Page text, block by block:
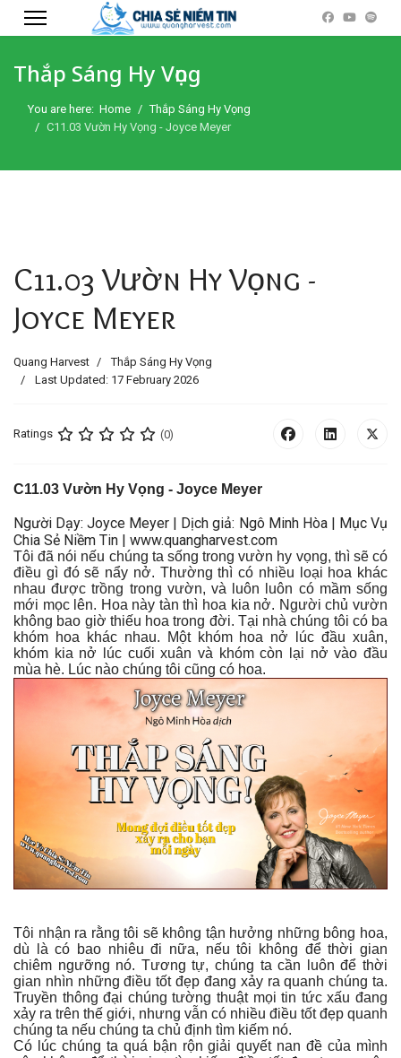
Thắp Sáng Hy Vọng
You are here: Home
Thắp Sáng Hy Vọng
C11.03 Vườn Hy Vọng - Joyce Meyer
C11.03 Vườn Hy Vọng -
Joyce Meyer
Quang Harvest
Thắp Sáng Hy Vọng
Last Updated: 17 February 2026
Ratings (0)
C11.03 Vườn Hy Vọng - Joyce Meyer
Người Dạy: Joyce Meyer | Dịch giả: Ngô Minh Hòa | Mục Vụ
Chia Sẻ Niềm Tin | www.quangharvest.com
Tôi đã nói nếu chúng ta sống trong vườn hy vọng, thì sẽ có
điều gì đó sẽ nẩy nở. Thường thì có nhiều loại hoa khác
nhau được trồng trong vườn, và luôn luôn có mầm sống
mới mọc lên. Hoa này tàn thì hoa kia nở. Người chủ vườn
không bao giờ thiếu hoa trong đời. Tại nhà chúng tôi có ba
khóm hoa khác nhau. Một khóm hoa nở lúc đầu xuân,
khóm kia nở lúc cuối xuân và khóm còn lại nở vào đầu
mùa hè. Lúc nào chúng tôi cũng có hoa.
Tôi nhận ra rằng tôi sẽ không tận hưởng những bông hoa,
dù là có bao nhiêu đi nữa, nếu tôi không để thời gian
chiêm ngưỡng nó. Tương tự, chúng ta cần luôn để thời
gian nhìn những điều tốt đẹp đang xảy ra quanh chúng ta.
Truyền thông đại chúng tường thuật mọi tin tức xấu đang
xảy ra trên thế giới, nhưng vẫn có nhiều điều tốt đẹp quanh
chúng ta nếu chúng ta chủ định tìm kiếm nó.
Có lúc chúng ta quá bận rộn giải quyết nan đề của mình